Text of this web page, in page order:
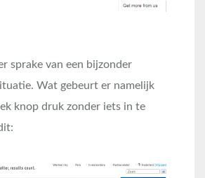
sprake van een bijzonder
Wat gebeurt er namelijk
knop druk zonder iets in te